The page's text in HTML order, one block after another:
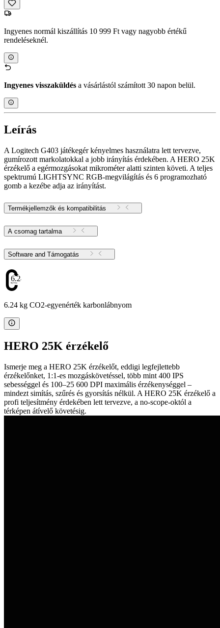
Ingyenes normál kiszállítás 10 999 Ft vagy nagyobb értékű
rendeléseknél.
Ingyenes visszaküldés a vásárlástól számított 30 napon belül.
Leírás
A Logitech G403 játékegér kényelmes használatra lett tervezve,
gumírozott markolatokkal a jobb irányítás érdekében. A HERO 25K
érzékelő a egérmozgásokat mikrométer alatti szinten követi. A teljes
spektrumú LIGHTSYNC RGB-megvilágítás és 6 programozható
gomb a kezébe adja az irányítást.
Termékjellemzők és kompatibilitás
A csomag tartalma
Software and Támogatás
6.24
6.24 kg CO2-egyenérték karbonlábnyom
HERO 25K érzékelő
Ismerje meg a HERO 25K érzékelőt, eddigi legfejlettebb
érzékelőnket, 1:1-es mozgáskövetéssel, több mint 400 IPS
sebességgel és 100–25 600 DPI maximális érzékenységgel –
mindezt simítás, szűrés és gyorsítás nélkül. A HERO 25K érzékelő a
profi teljesítmény érdekében lett tervezve, a no-scope-októl a
térképen átívelő követésig.